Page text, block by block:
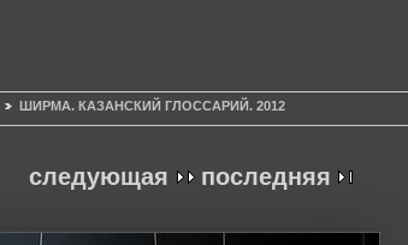
ШИРМА. КАЗАНСКИЙ ГЛОССАРИЙ. 2012
следующая последняя